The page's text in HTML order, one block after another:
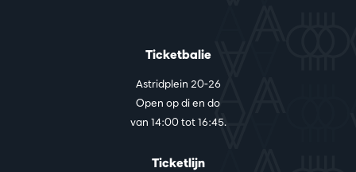
Ticketbalie
Astridplein 20-26
Open op di en do
van 14:00 tot 16:45.
Ticketlijn